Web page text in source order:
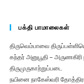
பக்தி பாமாலைகள்
திருவெம்பாவை
கந்தர் அனுபூதி – அருணகிரி
திருமுருகாற்றுப்படை
நயினை நாகேஸ்வரி